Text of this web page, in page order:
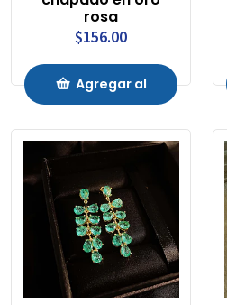
rosa
$156.00
Agregar al